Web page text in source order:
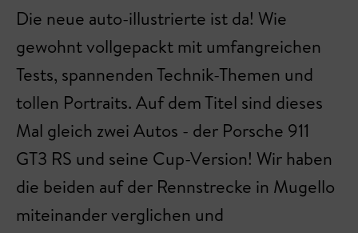
Die neue auto-illustrierte ist da! Wie
gewohnt vollgepackt mit umfangreichen
Tests, spannenden Technik-Themen und
tollen Portraits. Auf dem Titel sind dieses
Mal gleich zwei Autos - der Porsche 911
GT3 RS und seine Cup-Version! Wir haben
die beiden auf der Rennstrecke in Mugello
miteinander verglichen und